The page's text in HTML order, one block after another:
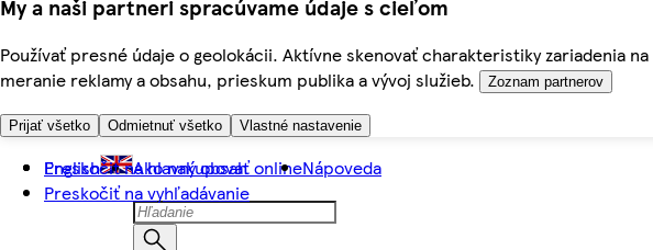
My a naši partneri spracúvame údaje s cieľom
Používať presné údaje o geolokácii. Aktívne skenovať charakteristiky zariadenia
meranie reklamy a obsahu, prieskum publika a vývoj služieb.
Zoznam partnerov
Prijať všetko Odmietnuť všetko Vlastné nastavenie
Preskočiť na hlavný obsah
Preskočiť na vyhľadávanie
English Ako nakupovať onlineNápoveda